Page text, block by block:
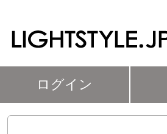
ログイン